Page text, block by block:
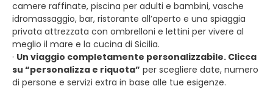
camere raffinate, piscina per adulti e bambini, vasche
idromassaggio, bar, ristorante all’aperto e una spiaggia
privata attrezzata con ombrelloni e lettini per vivere al
meglio il mare e la cucina di Sicilia.
· Un viaggio completamente personalizzabile. Clicca
su “personalizza e riquota” per scegliere date, numero
di persone e servizi extra in base alle tue esigenze.